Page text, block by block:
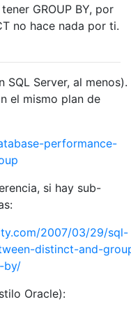
GROUP BY, por
no hace nada por ti.
SQL Server, al menos).
el mismo plan de
performance-
si hay sub-
2007/03/29/sql-
distinct-and-
by/
Oracle):